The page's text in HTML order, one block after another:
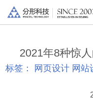
2021年8种惊
标签： 网页设计 网站